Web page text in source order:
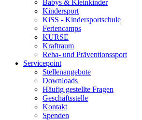
Babys & Kleinkinder
Kindersport
KiSS - Kindersportschule
Feriencamps
KURSE
Kraftraum
Reha- und Präventionssport
Servicepoint
Stellenangebote
Downloads
Häufig gestellte Fragen
Geschäftsstelle
Kontakt
Spenden